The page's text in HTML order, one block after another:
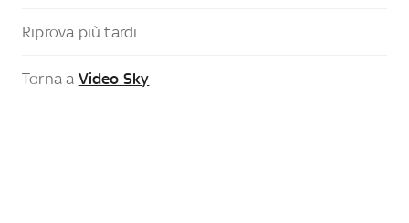
Riprova più tardi
Torna a Video Sky